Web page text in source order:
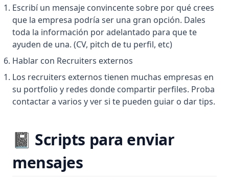
Escribí un mensaje convincente sobre por qué crees
que la empresa podría ser una gran opción. Dales
toda la información por adelantado para que te
ayuden de una. (CV, pitch de tu perfil, etc)
Hablar con Recruiters externos
Los recruiters externos tienen muchas empresas en
su portfolio y redes donde compartir perfiles. Proba
contactar a varios y ver si te pueden guiar o dar tips.
📓 Scripts para enviar
mensajes